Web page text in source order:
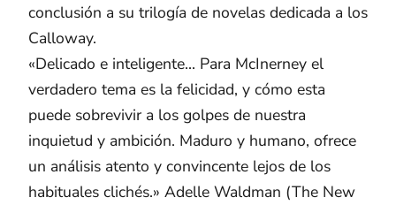
conclusión a su trilogía de novelas dedicada a los
Calloway.
«Delicado e inteligente... Para McInerney el
verdadero tema es la felicidad, y cómo esta
puede sobrevivir a los golpes de nuestra
inquietud y ambición. Maduro y humano, ofrece
un análisis atento y convincente lejos de los
habituales clichés.» Adelle Waldman (The New